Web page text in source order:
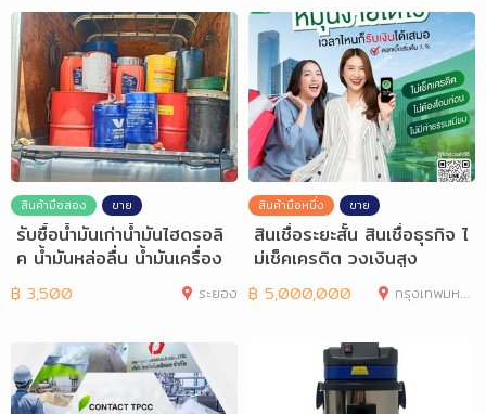
สินค้ามือสอง ขาย
รับซื้อน้ำมันเก่าน้ำมันไฮดรอลิ
ค น้ำมันหล่อลื่น น้ำมันเครื่อง
฿ 3,500 ระยอง
สินค้ามือหนึ่ง ขาย
สินเชื่อระยะสั้น สินเชื่อธุรกิจ ไ
ม่เช็คเครดิต วงเงินสูง
฿ 5,000,000 กรุงเทพมหานคร